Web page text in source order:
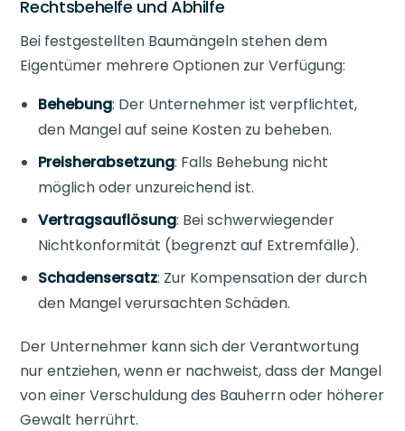
Rechtsbehelfe und Abhilfe
Bei festgestellten Baumängeln stehen dem
Eigentümer mehrere Optionen zur Verfügung:
Behebung: Der Unternehmer ist verpflichtet,
den Mangel auf seine Kosten zu beheben.
Preisherabsetzung: Falls Behebung nicht
möglich oder unzureichend ist.
Vertragsauflösung: Bei schwerwiegender
Nichtkonformität (begrenzt auf Extremfälle).
Schadensersatz: Zur Kompensation der durch
den Mangel verursachten Schäden.
Der Unternehmer kann sich der Verantwortung
nur entziehen, wenn er nachweist, dass der Mangel
von einer Verschuldung des Bauherrn oder höherer
Gewalt herrührt.